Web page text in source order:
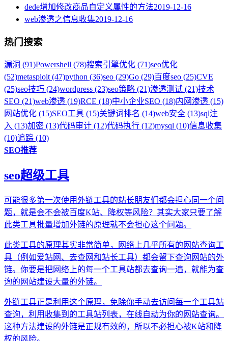
dede增加修改商品自定义属性的方法2019-12-16
web渗透之信息收集2019-12-16
热门搜索
漏洞 (91)Powershell (78)搜索引擎优化 (71)seo优化
(52)metasploit (47)python (36)seo (29)Go (29)百度seo (25)CVE
(25)seo技巧 (24)wordpress (23)seo策略 (21)渗透测试 (21)技术
SEO (21)web渗透 (19)RCE (18)中小企业SEO (18)内网渗透 (15)
网站优化 (15)SEO工具 (15)关键词排名 (14)web安全 (13)sql注
入 (13)加密 (13)代码审计 (12)代码执行 (12)mysql (10)信息收集
(10)追踪 (10)
SEO推荐
seo超级工具
可能很多第一次使用外链工具的站长朋友们都会担心同一个问
题，就是会不会被百度K站、降权等风险？其实大家只要了解
此类工具批量增加外链的原理就不会担心这个问题。
此类工具的原理其实非常简单，网络上几乎所有的网站查询工
具（例如爱站网、去查网和站长工具）都会留下查询网站的外
链。你要是把网络上的每一个工具站都去查询一遍，就能为查
询的网站建设大量的外链。
外链工具正是利用这个原理，免除你手动去访问每一个工具站
查询，利用收集到的工具站列表，在线自动为你的网站查询。
这种方法建设的外链是正规有效的，所以不必担心被K站和降
权的风险。